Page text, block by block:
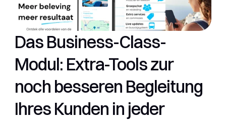
Das Business-Class-
Modul: Extra-Tools zur
noch besseren Begleitung
Ihres Kunden in jeder